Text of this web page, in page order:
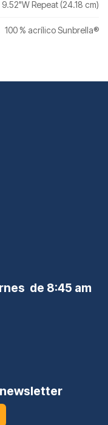
9.52"W Repeat (24.18 cm)
100 % acrílico Sunbrella®
de 8:45 am